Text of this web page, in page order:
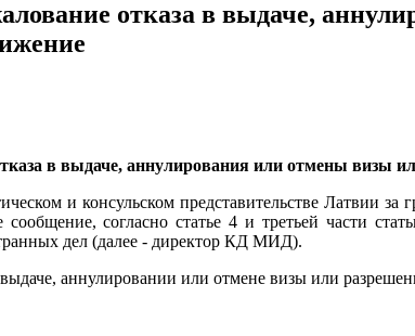
отказа в выдаче,
в выдаче, аннулирования или отмены визы
и консульском представительстве Латвии
согласно статье 4 и третьей части
дел (далее - директор КД МИД).
аннулировании или отмене визы или